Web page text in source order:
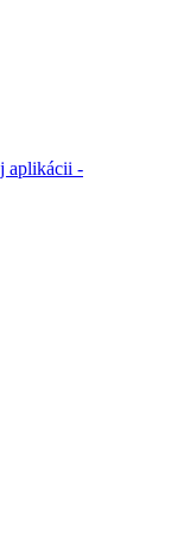
aplikácii -